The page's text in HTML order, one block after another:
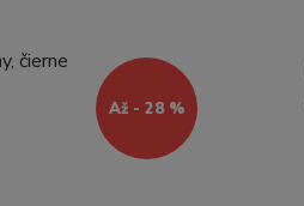
Až - 28 %